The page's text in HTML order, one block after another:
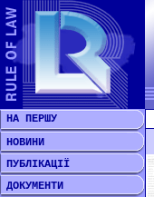
НА ПЕРШУ
НОВИНИ
ПУБЛІКАЦІЇ
ДОКУМЕНТИ